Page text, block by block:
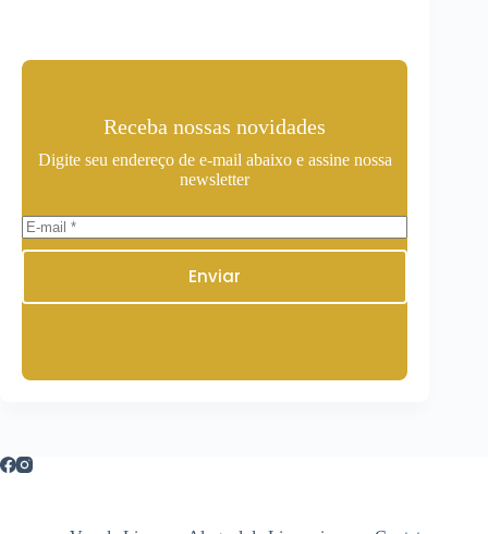
Receba nossas novidades
Digite seu endereço de e-mail abaixo e assine nossa
newsletter
Enviar